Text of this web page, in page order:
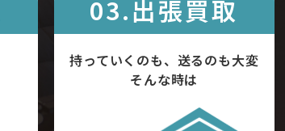
03.出張買取
持っていくのも、送るのも大変
そんな時は